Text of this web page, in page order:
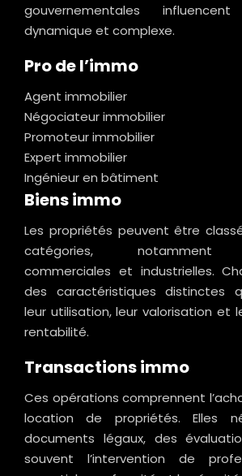
gouvernementales
dynamique et complexe.
Pro de l’immo
Agent immobilier
Négociateur immobilier
Promoteur immobilier
Expert immobilier
Ingénieur en bâtiment
Biens immo
Les propriétés peuvent être
catégories, notamment
commerciales et industrielles.
des caractéristiques distinctes
leur utilisation, leur valorisation et
rentabilité.
Transactions immo
Ces opérations comprennent
location de propriétés. Elles
documents légaux, des
souvent l’intervention de